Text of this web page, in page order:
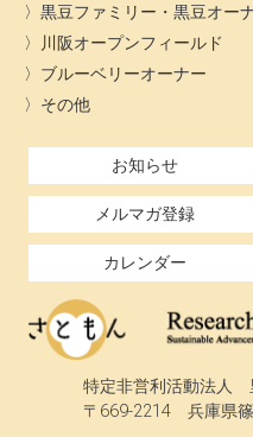
黒豆ファミリー・黒豆オー
川阪オープンフィールド
ブルーベリーオーナー
その他
お知らせ
メルマガ登録
カレンダー
特定非営利活動法人
〒669-2214 兵庫県